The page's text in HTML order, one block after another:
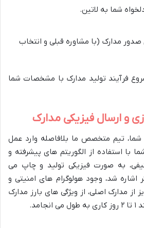
شما به لاتین.
صدور مدارک (با مشاوره قبلی و انتخاب
فرآیند تولید مدارک با مشخصات شما
و ارسال فیزیکی مدارک
تیم متخصص ما بلافاصله وارد عمل
با استفاده از الگوریتم های پیشرفته و
کیفی، به صورت فیزیکی تولید و چاپ می
اشاره شد، وجود هولوگرام های امنیتی و
از مدارک اصلی، از ویژگی های بارز مدارک